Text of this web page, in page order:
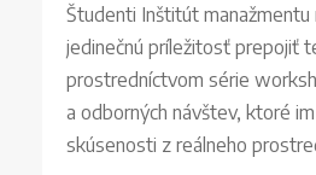
Študenti Inštitút
jedinečnú príležitosť prepojiť
prostredníctvom série
a odborných návštev, ktoré
skúsenosti z reálneho